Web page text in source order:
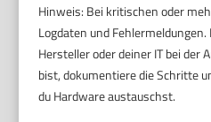
Hinweis: Bei kritischen oder
Logdaten und
Hersteller oder deiner IT bei der
bist, dokumentiere die Schritte
du Hardware austauschst.